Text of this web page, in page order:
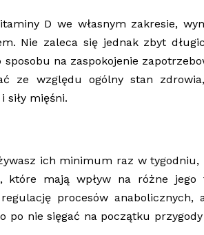
D we własnym zakresie,
Nie zaleca się jednak zbyt
na zaspokojenie
ze względu ogólny stan
siły mięśni.
ich minimum raz w tygodniu,
które mają wpływ na różne
procesów anabolicznych,
po nie sięgać na początku